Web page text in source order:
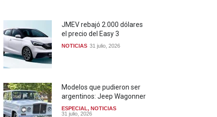
JMEV rebajó 2.000 dólares
el precio del Easy 3
NOTICIAS 31 julio, 2026
Modelos que pudieron ser
argentinos: Jeep Wagonner
ESPECIAL, NOTICIAS
31 julio, 2026